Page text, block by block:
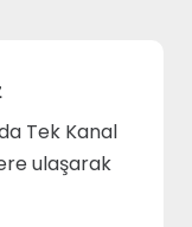
Tek Kanal
ulaşarak